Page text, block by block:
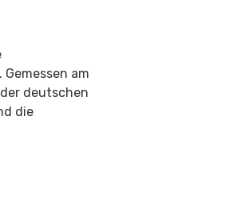
am
deutschen
die